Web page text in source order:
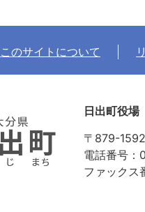
このサイトについて
日出町役場
〒879-
電話番号：
ファック